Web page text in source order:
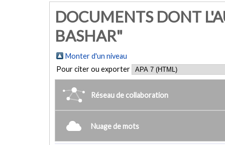
DOCUMENTS DONT
BASHAR"
Monter d'un niveau
Pour citer ou exporter
Réseau de collaboration
Nuage de mots